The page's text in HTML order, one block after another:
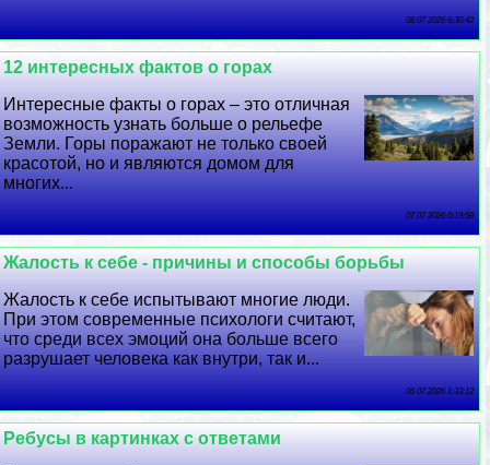
08 07 2026 6:30:42
12 интересных фактов о горах
Интересные факты о горах – это отличная
возможность узнать больше о рельефе
Земли. Горы поражают не только своей
красотой, но и являются домом для
многих...
07 07 2026 0:19:59
Жалость к себе - причины и способы борьбы
Жалость к себе испытывают многие люди.
При этом современные психологи считают,
что среди всех эмоций она больше всего
разрушает человека как внутри, так и...
06 07 2026 1:33:12
Ребусы в картинках с ответами